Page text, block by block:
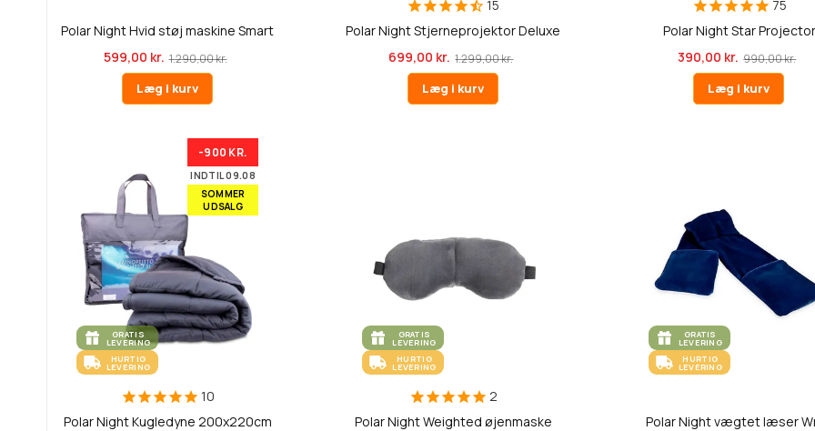
Polar Night Hvid støj maskine Smart
599,00 kr. 1.290,00 kr.
Læg i kurv
15
Polar Night Stjerneprojektor Deluxe
699,00 kr. 1.299,00 kr.
Læg i kurv
75
Polar Night Star Projector
390,00 kr. 990,00 kr.
Læg i kurv
-900 KR.
INDTIL 09.08
SOMMER
UDSALG
GRATIS
LEVERING
HURTIG
LEVERING
10
Polar Night Kugledyne 200x220cm
GRATIS
LEVERING
HURTIG
LEVERING
2
Polar Night Weighted øjenmaske
GRATIS
LEVERING
HURTIG
LEVERING
Polar Night vægtet læser